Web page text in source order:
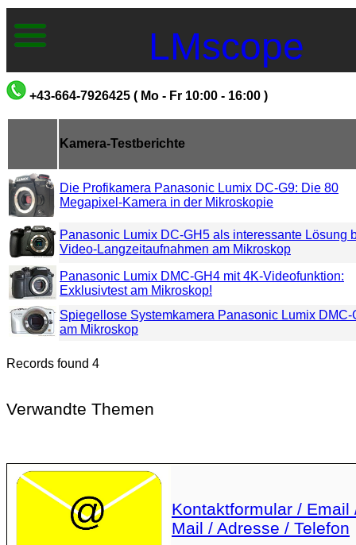
LMscope
+43-664-7926425 ( Mo - Fr 10:00 - 16:00 )
Kamera-Testberichte
Die Profikamera Panasonic Lumix DC-G9: Die 80
Megapixel-Kamera in der Mikroskopie
Panasonic Lumix DC-GH5 als interessante Lösung
Video-Langzeitaufnahmen am Mikroskop
Panasonic Lumix DMC-GH4 mit 4K-Videofunktion:
Exklusivtest am Mikroskop!
Spiegellose Systemkamera Panasonic Lumix DMC-
am Mikroskop
Records found 4
Verwandte Themen
Kontaktformular / Email
Mail / Adresse / Telefon